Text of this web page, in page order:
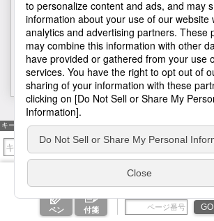
H1
キーワード検索
ペン 付箋 GO